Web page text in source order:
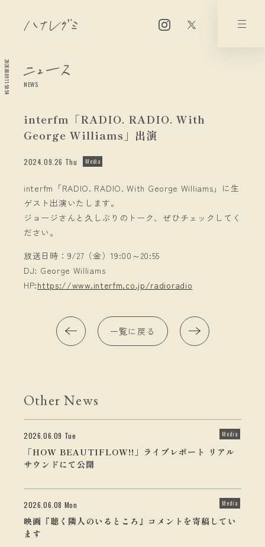
2026.08.09 11:50:54 NEWS
interfm「RADIO. RADIO. With
George Williams」出演
2024.09.26 Thu Media
interfm「RADIO. RADIO. With George Williams」に生
ゲスト出演いたします。
ジョージさんと久しぶりのトーク、ぜひチェックしてく
ださい。
放送日時：9/27（金）19:00～20:55
DJ: George Williams
HP:https://www.interfm.co.jp/radioradio
一覧に戻る
Other News
2026.06.09 Tue Media
「HOW BEAUTIFLOW!!」ライブレポート リアル
サウンドにて公開
2026.06.08 Mon Media
映画『聴く隣人のいるところ』コメントを寄稿してい
ます